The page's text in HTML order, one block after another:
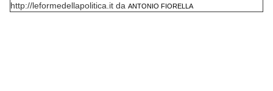
http://leformedellapolitica.it da ANTONIO FIORELLA